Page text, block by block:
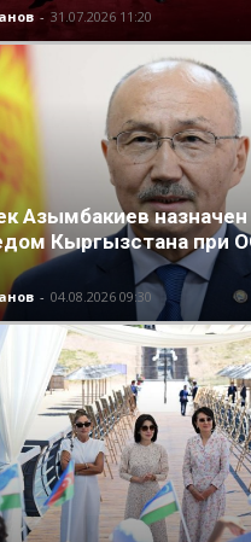
- 31.07.2026 11:20
Азымбакиев назначен
Кыргызстана при
- 04.08.2026 09:30